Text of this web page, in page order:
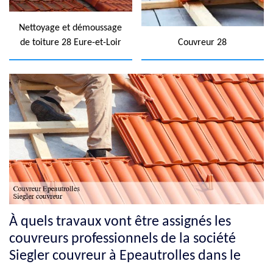
Nettoyage et démoussage
de toiture 28 Eure-et-Loir
Couvreur 28
À quels travaux vont être assignés les
couvreurs professionnels de la société
Siegler couvreur à Epeautrolles dans le